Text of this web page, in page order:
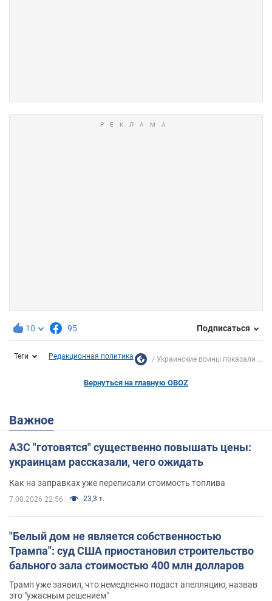
10 95 Подписаться
Теги Редакционная политика Украинские воины показали ...
Вернуться на главную OBOZ
Важное
АЗС "готовятся" существенно повышать цены:
украинцам рассказали, чего ожидать
Как на заправках уже переписали стоимость топлива
7.08.2026 22:56 23,3 т.
"Белый дом не является собственностью
Трампа": суд США приостановил строительство
бального зала стоимостью 400 млн долларов
Трамп уже заявил, что немедленно подаст апелляцию, назвав
это "ужасным решением"